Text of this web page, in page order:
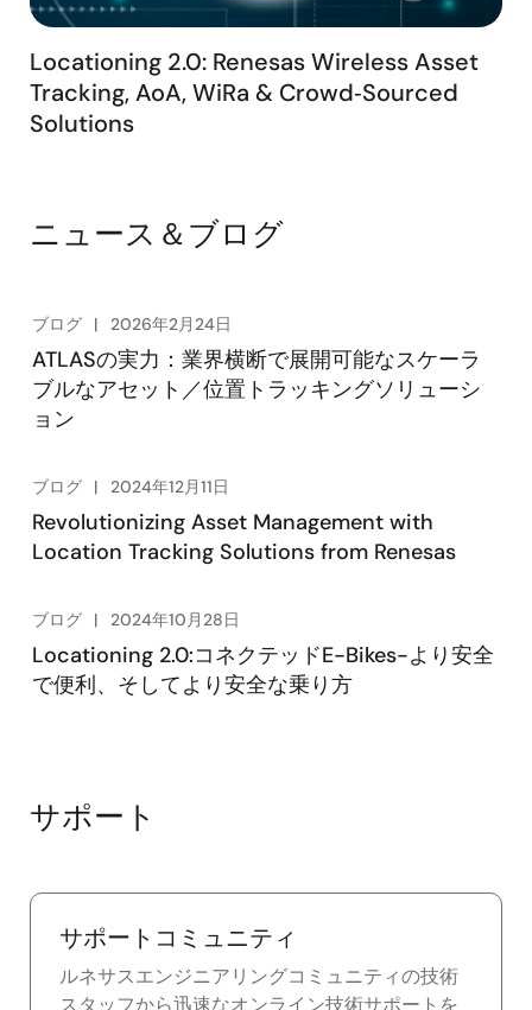
Locationing 2.0: Renesas Wireless Asset
Tracking, AoA, WiRa & Crowd‑Sourced
Solutions
ニュース＆ブログ
ブログ 2026年2月24日
ATLASの実力：業界横断で展開可能なスケーラ
ブルなアセット／位置トラッキングソリューシ
ョン
ブログ 2024年12月11日
Revolutionizing Asset Management with
Location Tracking Solutions from Renesas
ブログ 2024年10月28日
Locationing 2.0:コネクテッドE-Bikes-より安全
で便利、そしてより安全な乗り方
サポート
サポートコミュニティ
ルネサスエンジニアリングコミュニティの技術